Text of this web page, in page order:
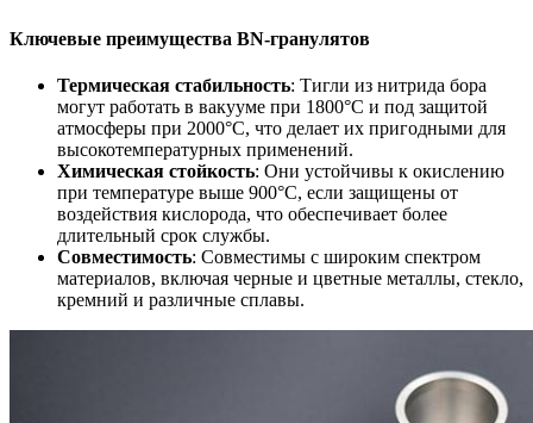
Ключевые преимущества BN-гранулятов
Термическая стабильность: Тигли из нитрида бора
могут работать в вакууме при 1800°C и под защитой
атмосферы при 2000°C, что делает их пригодными для
высокотемпературных применений.
Химическая стойкость: Они устойчивы к окислению
при температуре выше 900°C, если защищены от
воздействия кислорода, что обеспечивает более
длительный срок службы.
Совместимость: Совместимы с широким спектром
материалов, включая черные и цветные металлы, стекло,
кремний и различные сплавы.